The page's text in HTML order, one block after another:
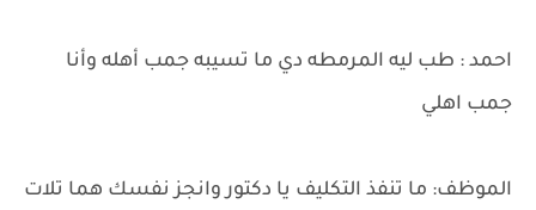
احمد : طب ليه المرمطه دي ما تسيبه جمب أهله وأنا
جمب اهلي
الموظف: ما تنفذ التكليف يا دكتور وانجز نفسك هما تلات